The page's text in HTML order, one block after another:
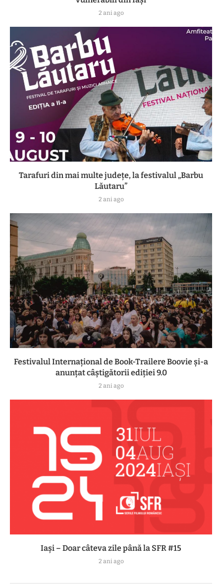
2 ani ago
Tarafuri din mai multe județe, la festivalul „Barbu
Lăutaru”
2 ani ago
Festivalul Internațional de Book-Trailere Boovie și-a
anunțat câștigătorii ediției 9.0
2 ani ago
Iași – Doar câteva zile până la SFR #15
2 ani ago